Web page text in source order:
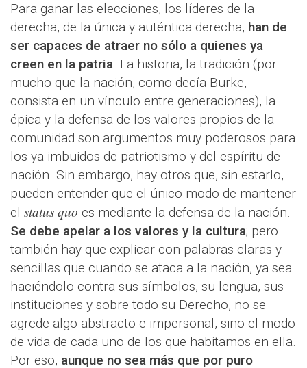
Para ganar las elecciones, los líderes de la
derecha, de la única y auténtica derecha, han de
ser capaces de atraer no sólo a quienes ya
creen en la patria. La historia, la tradición (por
mucho que la nación, como decía Burke,
consista en un vínculo entre generaciones), la
épica y la defensa de los valores propios de la
comunidad son argumentos muy poderosos para
los ya imbuidos de patriotismo y del espíritu de
nación. Sin embargo, hay otros que, sin estarlo,
pueden entender que el único modo de mantener
el status quo es mediante la defensa de la nación.
Se debe apelar a los valores y la cultura; pero
también hay que explicar con palabras claras y
sencillas que cuando se ataca a la nación, ya sea
haciéndolo contra sus símbolos, su lengua, sus
instituciones y sobre todo su Derecho, no se
agrede algo abstracto e impersonal, sino el modo
de vida de cada uno de los que habitamos en ella.
Por eso, aunque no sea más que por puro